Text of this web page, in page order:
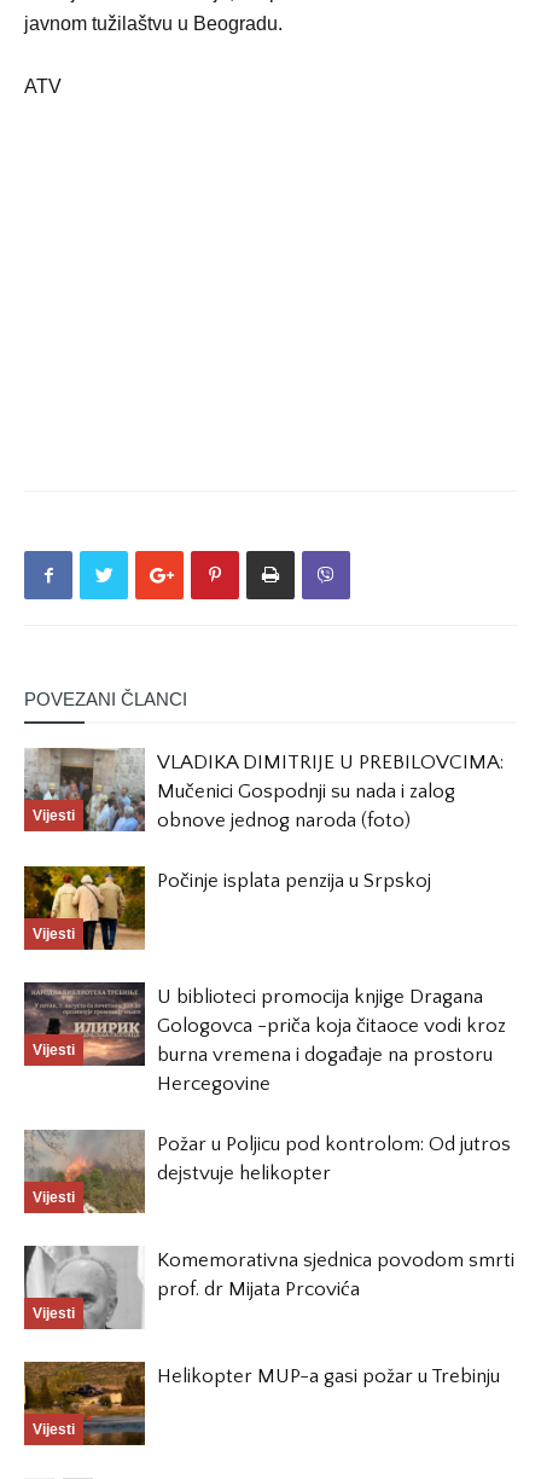
javnom tužilaštvu u Beogradu.
ATV
POVEZANI ČLANCI
Vijesti
VLADIKA DIMITRIJE U PREBILOVCIMA:
Mučenici Gospodnji su nada i zalog
obnove jednog naroda (foto)
Vijesti
Počinje isplata penzija u Srpskoj
Vijesti
U biblioteci promocija knjige Dragana
Gologovca -priča koja čitaoce vodi kroz
burna vremena i događaje na prostoru
Hercegovine
Vijesti
Požar u Poljicu pod kontrolom: Od jutros
dejstvuje helikopter
Vijesti
Komemorativna sjednica povodom smrti
prof. dr Mijata Prcovića
Vijesti
Helikopter MUP-a gasi požar u Trebinju